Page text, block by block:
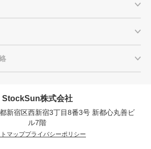
会社概要資料をダウンロー
ドする
StockSun株式会社
新宿区西新宿3丁目8番3号 新都心丸善ビ
ル7階
マッププライバシーポリシー